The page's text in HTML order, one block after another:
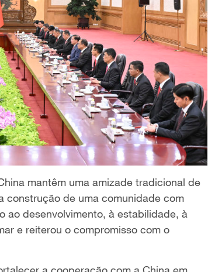
mantêm uma amizade tradicional de
construção de uma comunidade com
ao desenvolvimento, à estabilidade, à
e reiterou o compromisso com o